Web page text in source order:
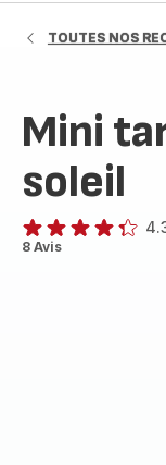
TOUTES NOS
Mini
soleil
ratings.4.3
8 Avis